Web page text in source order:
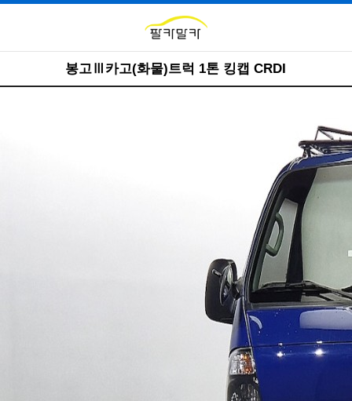
봉고Ⅲ카고(화물)트럭 1톤 킹캡 CRDI